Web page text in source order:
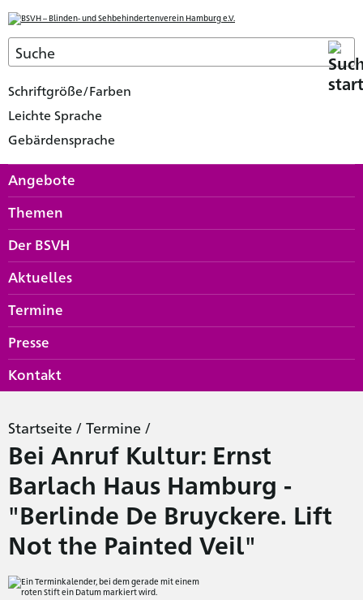
Schriftgröße/Farben
Leichte Sprache
Gebärdensprache
Angebote
Themen
Der BSVH
Aktuelles
Termine
Presse
Kontakt
Startseite / Termine /
Bei Anruf Kultur: Ernst
Barlach Haus Hamburg -
"Berlinde De Bruyckere. Lift
Not the Painted Veil"